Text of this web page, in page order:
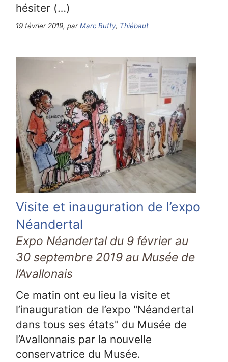
hésiter (…)
19 février 2019, parMarc Buffy, Thiébaut
Visite et inauguration de l’expo
Néandertal
Expo Néandertal du 9 février au
30 septembre 2019 au Musée de
l’Avallonais
Ce matin ont eu lieu la visite et
l’inauguration de l’expo "Néandertal
dans tous ses états" du Musée de
l’Avallonnais par la nouvelle
conservatrice du Musée.